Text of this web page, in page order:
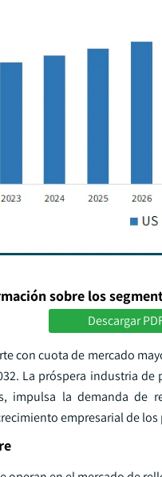
sobre los
Descargar
con cuota de mercado
La próspera industria
impulsa la demanda
empresarial de los